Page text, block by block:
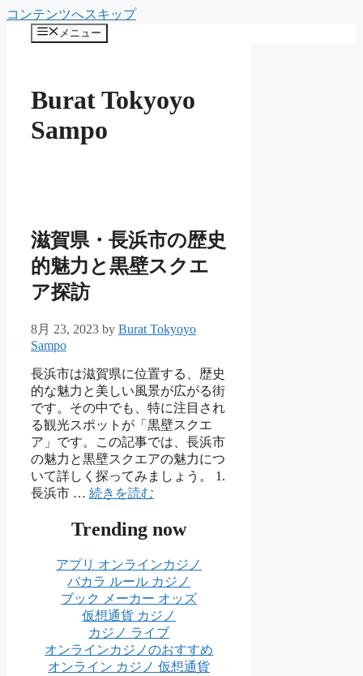
コンテンツへスキップ
メニュー
Burat Tokyoyo
Sampo
滋賀県・長浜市の歴史
的魅力と黒壁スクエ
ア探訪
8月 23, 2023 by Burat Tokyoyo
Sampo
長浜市は滋賀県に位置する、歴史
的な魅力と美しい風景が広がる街
です。その中でも、特に注目され
る観光スポットが「黒壁スクエ
ア」です。この記事では、長浜市
の魅力と黒壁スクエアの魅力につ
いて詳しく探ってみましょう。 1.
長浜市 … 続きを読む
Trending now
アプリ オンラインカジノ
バカラ ルール カジノ
ブック メーカー オッズ
仮想通貨 カジノ
カジノ ライブ
オンラインカジノのおすすめ
オンライン カジノ 仮想通貨